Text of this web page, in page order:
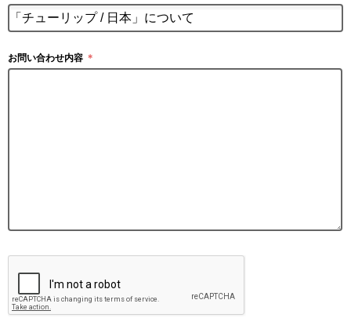
お問い合わせ内容 ＊